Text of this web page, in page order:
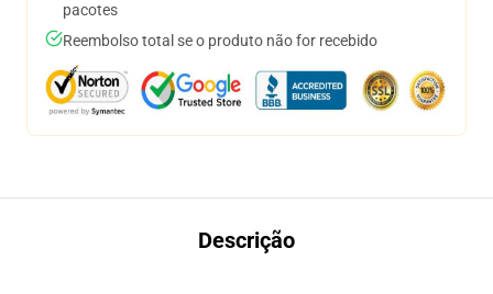
pacotes
Reembolso total se o produto não for recebido
Descrição